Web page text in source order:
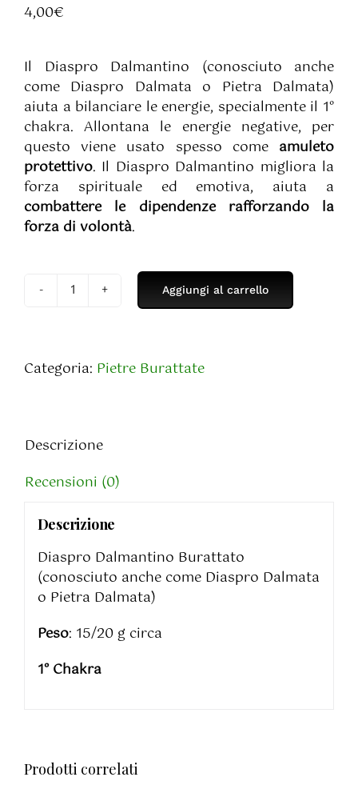
4,00€
Il Diaspro Dalmantino (conosciuto anche
come Diaspro Dalmata o Pietra Dalmata)
aiuta a bilanciare le energie, specialmente il 1°
chakra. Allontana le energie negative, per
questo viene usato spesso come amuleto
protettivo. Il Diaspro Dalmantino migliora la
forza spirituale ed emotiva, aiuta a
combattere le dipendenze
rafforzando la
forza di volontà.
Diaspro
quantità
Aggiungi al carrello
Categoria: Pietre Burattate
Descrizione
Recensioni (0)
Descrizione
Diaspro Dalmantino Burattato
(conosciuto anche come Diaspro Dalmata
o Pietra Dalmata)
Peso: 15/20 g circa
1° Chakra
Prodotti correlati